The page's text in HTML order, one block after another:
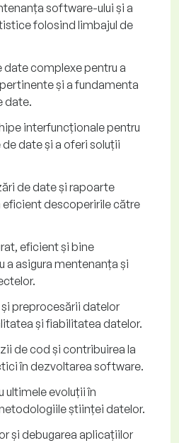
software-ului și a
folosind limbajul de
date complexe pentru a
și a fundamenta
date.
interfuncționale pentru
date și a oferi soluții
de date și rapoarte
descoperirile către
eficient și bine
a asigura mentenanța și
preprocesării datelor
și fiabilitatea datelor.
de cod și contribuirea la
în dezvoltarea software.
ultimele evoluții în
științei datelor.
și debugarea aplicațiilor